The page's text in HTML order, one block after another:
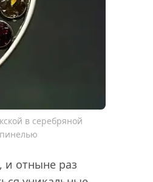
в серебряной
и отныне раз